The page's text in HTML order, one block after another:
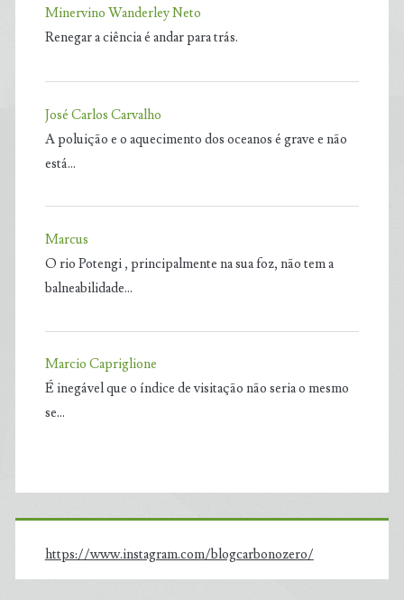
Minervino Wanderley Neto
Renegar a ciência é andar para trás.
José Carlos Carvalho
A poluição e o aquecimento dos oceanos é grave e não
está…
Marcus
O rio Potengi , principalmente na sua foz, não tem a
balneabilidade…
Marcio Capriglione
É inegável que o índice de visitação não seria o mesmo
se…
https://www.instagram.com/blogcarbonozero/